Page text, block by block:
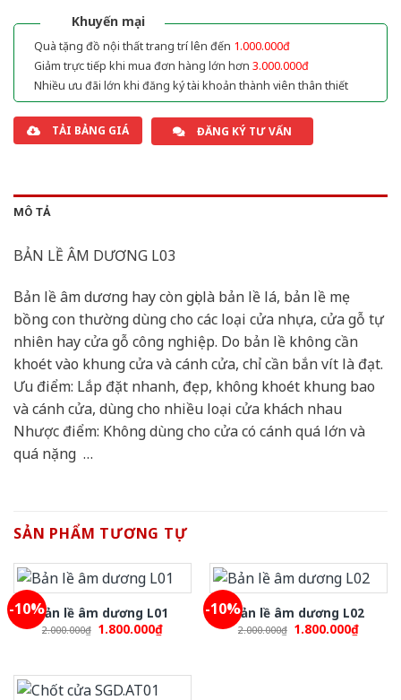
Khuyến mại
Quà tặng đồ nội thất trang trí lên đến 1.000.000đ
Giảm trực tiếp khi mua đơn hàng lớn hơn 3.000.000đ
Nhiều ưu đãi lớn khi đăng ký tài khoản thành viên thân thiết
TẢI BẢNG GIÁ ĐĂNG KÝ TƯ VẤN
MÔ TẢ
BẢN LỀ ÂM DƯƠNG L03
Bản lề âm dương hay còn gọi là bản lề lá, bản lề mẹ
bồng con thường dùng cho các loại cửa nhựa, cửa gỗ tự
nhiên hay cửa gỗ công nghiệp. Do bản lề không cần
khoét vào khung cửa và cánh cửa, chỉ cần bắn vít là đạt.
Ưu điểm: Lắp đặt nhanh, đẹp, không khoét khung bao
và cánh cửa, dùng cho nhiều loại cửa khách nhau
Nhược điểm: Không dùng cho cửa có cánh quá lớn và
quá nặng …
SẢN PHẨM TƯƠNG TỰ
-10%Bản lề âm dương L01
2.000.000₫ Original
1.800.000₫Current
-10%Bản lề âm dương L02
2.000.000₫ Original
1.800.000₫